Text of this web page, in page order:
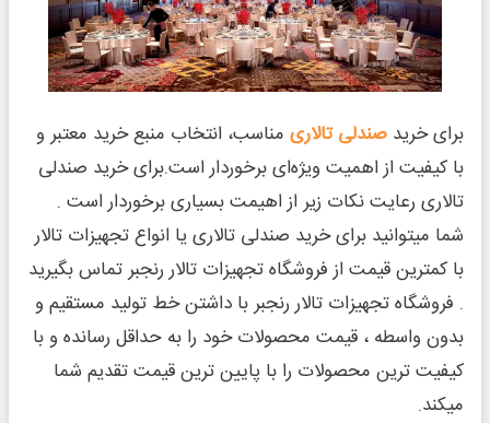
برای خرید صندلی تالاری مناسب، انتخاب منبع خرید معتبر و
با کیفیت از اهمیت ویژه‌ای برخوردار است.برای خرید صندلی
تالاری رعایت نکات زیر از اهیمت بسیاری برخوردار است .
شما میتوانید برای خرید صندلی تالاری یا انواع تجهیزات تالار
با کمترین قیمت از فروشگاه تجهیزات تالار رنجبر تماس بگیرید
. فروشگاه تجهیزات تالار رنجبر با داشتن خط تولید مستقیم و
بدون واسطه ، قیمت محصولات خود را به حداقل رسانده و با
کیفیت ترین محصولات را با پایین ترین قیمت تقدیم شما
میکند.